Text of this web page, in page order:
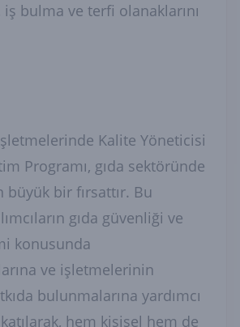
iş bulma ve terfi olanaklarını
Kalite Yöneticisi
Programı, gıda sektöründe
büyük bir fırsattır. Bu
gıda güvenliği ve
konusunda
ve işletmelerinin
bulunmalarına yardımcı
hem kişisel hem de